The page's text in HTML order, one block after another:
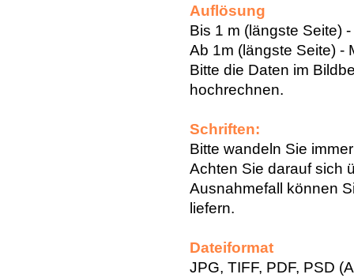
Auflösung
Bis 1 m (längste Seite)
Ab 1m (längste Seite) -
Bitte die Daten im
hochrechnen.
Schriften:
Bitte wandeln Sie
Achten Sie darauf sich
Ausnahmefall können
liefern.
Dateiformat
JPG, TIFF, PDF, PSD